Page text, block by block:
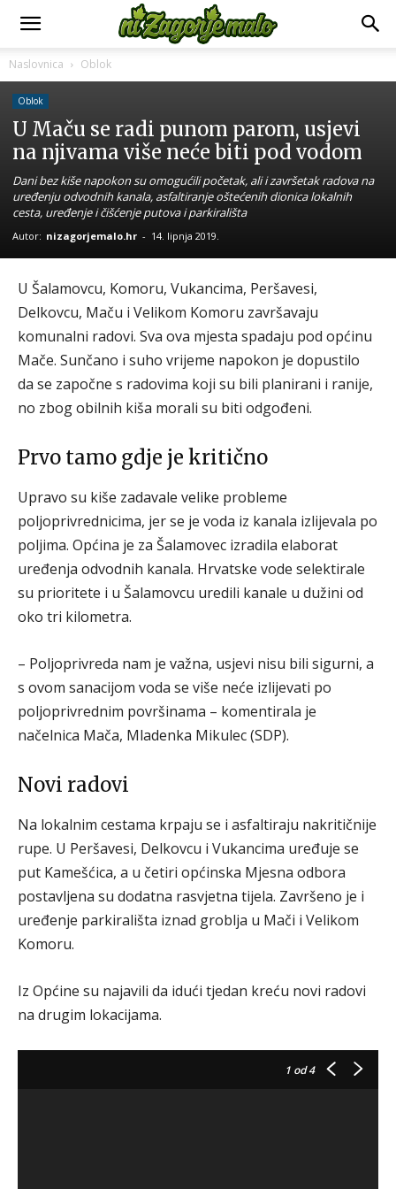
Naslovnica Oblok
Oblok
U Maču se radi punom parom, usjevi
na njivama više neće biti pod vodom
Dani bez kiše napokon su omogućili početak, ali i završetak radova na
uređenju odvodnih kanala, asfaltiranje oštećenih dionica lokalnih
cesta, uređenje i čišćenje putova i parkirališta
Autor: nizagorjemalo.hr - 14. lipnja 2019.
U Šalamovcu, Komoru, Vukancima, Peršavesi,
Delkovcu, Maču i Velikom Komoru završavaju
komunalni radovi. Sva ova mjesta spadaju pod općinu
Mače. Sunčano i suho vrijeme napokon je dopustilo
da se započne s radovima koji su bili planirani i ranije,
no zbog obilnih kiša morali su biti odgođeni.
Prvo tamo gdje je kritično
Upravo su kiše zadavale velike probleme
poljoprivrednicima, jer se je voda iz kanala izlijevala po
poljima. Općina je za Šalamovec izradila elaborat
uređenja odvodnih kanala. Hrvatske vode selektirale
su prioritete i u Šalamovcu uredili kanale u dužini od
oko tri kilometra.
– Poljoprivreda nam je važna, usjevi nisu bili sigurni, a
s ovom sanacijom voda se više neće izlijevati po
poljoprivrednim površinama – komentirala je
načelnica Mača, Mladenka Mikulec (SDP).
Novi radovi
Na lokalnim cestama krpaju se i asfaltiraju nakritičnije
rupe. U Peršavesi, Delkovcu i Vukancima uređuje se
put Kamešćica, a u četiri općinska Mjesna odbora
postavljena su dodatna rasvjetna tijela. Završeno je i
uređenje parkirališta iznad groblja u Mači i Velikom
Komoru.
Iz Općine su najavili da idući tjedan kreću novi radovi
na drugim lokacijama.
1 od 4